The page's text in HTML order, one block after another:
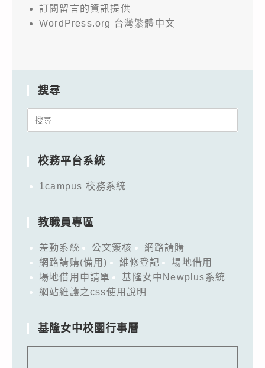
訂閱留言的資訊提供
WordPress.org 台灣繁體中文
搜尋
Search
校務平台系統
1campus 校務系統
教職員專區
差勤系統 公文簽核
網路請購
網路請購(備用)
維修登記
場地借用
場地借用申請單
基隆女中Newplus系統
網站維護之css使用說明
基隆女中校園行事曆